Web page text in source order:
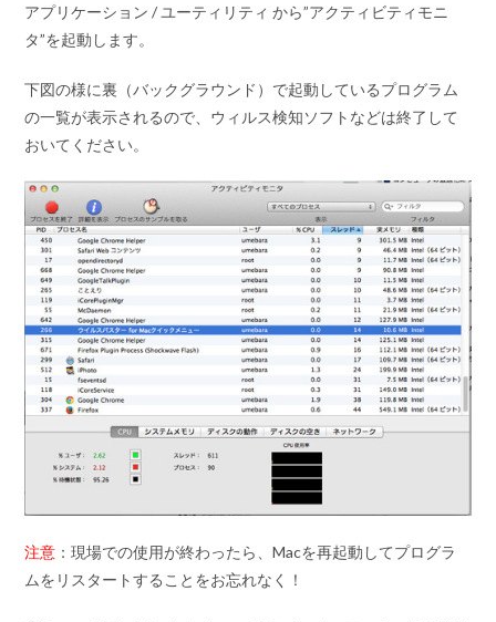
アプリケーション / ユーティリティ から”アクティビティモニ
タ”を起動します。
下図の様に裏（バックグラウンド）で起動しているプログラム
の一覧が表示されるので、ウィルス検知ソフトなどは終了して
おいてください。
注意 ：現場での使用が終わったら、Macを再起動してプログラ
ムをリスタートすることをお忘れなく！